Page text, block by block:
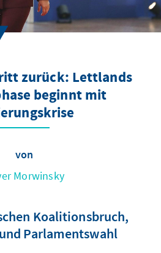
zurück: Lettlands
beginnt mit
von
Morwinsky
Koalitionsbruch,
Parlamentswahl